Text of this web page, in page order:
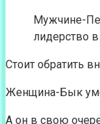
Мужчине-
лидерство
Стоит обратить
Женщина-Бык
А он в свою